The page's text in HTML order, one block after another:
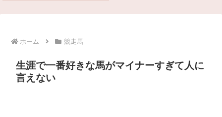
ホーム 競走馬
生涯で一番好きな馬がマイナーすぎて人に
言えない